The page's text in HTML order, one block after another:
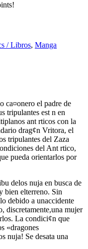
/ Libros, Manga
ca¤onero el padre de
tripulantes est n en
ant rticos con la
drag¢n Vritora, el
tripulantes del Zaza
del Ant rtico,
pueda orientarlos por
delos nuja en busca de
bien elterreno. Sin
debido a unaccidente
discretamente,una mujer
­La condici¢n que
«dragones
nuja! ­Se desata una